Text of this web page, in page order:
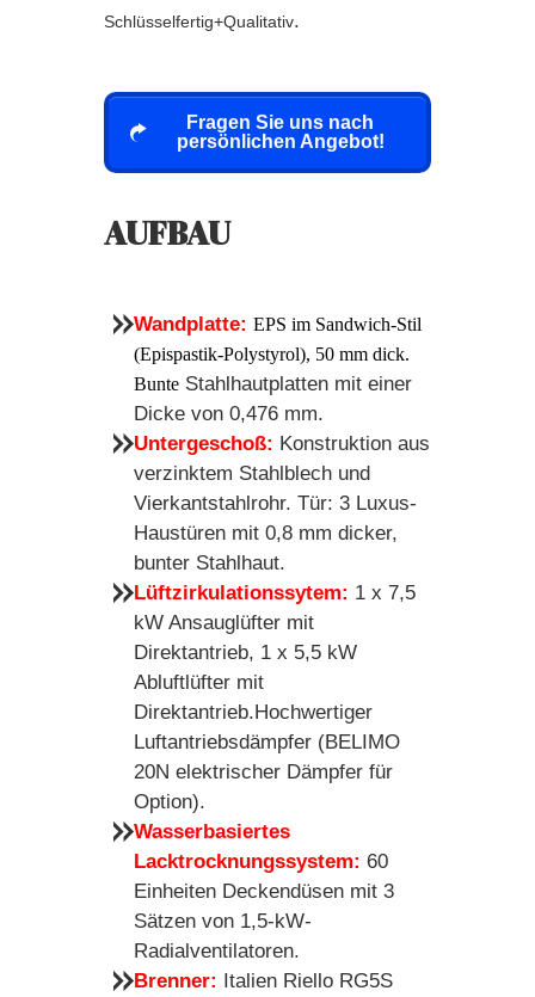
Schlüsselfertig+Qualitativ.
Fragen Sie uns nach
persönlichen Angebot!
AUFBAU
Wandplatte: EPS im Sandwich-Stil
(Epispastik-Polystyrol), 50 mm dick.
BunteStahlhautplatten mit einer
Dicke von 0,476 mm.
Untergeschoß: Konstruktion aus
verzinktem Stahlblech und
Vierkantstahlrohr. Tür: 3 Luxus-
Haustüren mit 0,8 mm dicker,
bunter Stahlhaut.
Lüftzirkulationssytem: 1 x 7,5
kW Ansauglüfter mit
Direktantrieb, 1 x 5,5 kW
Abluftlüfter mit
Direktantrieb.Hochwertiger
Luftantriebsdämpfer (BELIMO
20N elektrischer Dämpfer für
Option).
Wasserbasiertes
Lacktrocknungssystem: 60
Einheiten Deckendüsen mit 3
Sätzen von 1,5-kW-
Radialventilatoren.
Brenner: Italien Riello RG5S